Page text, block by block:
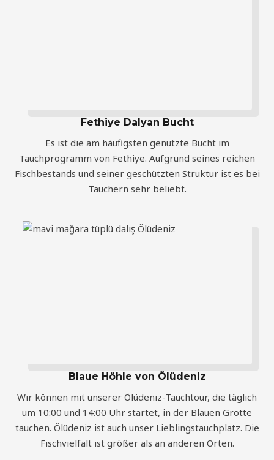
Fethiye Dalyan Bucht
Es ist die am häufigsten genutzte Bucht im
Tauchprogramm von Fethiye. Aufgrund seines reichen
Fischbestands und seiner geschützten Struktur ist es bei
Tauchern sehr beliebt.
Blaue Höhle von Ölüdeniz
Wir können mit unserer Ölüdeniz-Tauchtour, die täglich
um 10:00 und 14:00 Uhr startet, in der Blauen Grotte
tauchen. Ölüdeniz ist auch unser Lieblingstauchplatz. Die
Fischvielfalt ist größer als an anderen Orten.